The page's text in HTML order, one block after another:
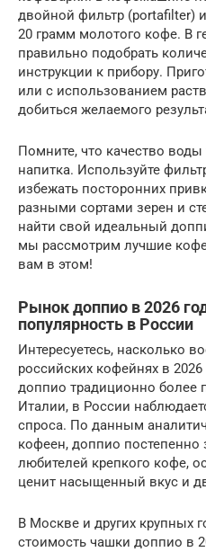
двойной фильтр (portafilter)
20 грамм молотого кофе. В
правильно подобрать
инструкции к прибору.
или с использованием
добиться желаемого
Помните, что качество
напитка. Используйте
избежать посторонних
разными сортами зерен и
найти свой идеальный
мы рассмотрим лучшие
вам в этом!
Рынок доппио в 2026
популярность в России
Интересуетесь, насколько
российских кофейнях в
доппио традиционно более
Италии, в России
спроса. По данным
кофеен, доппио постепенно
любителей крепкого кофе,
ценит насыщенный вкус и
В Москве и других крупных
стоимость чашки доппио в